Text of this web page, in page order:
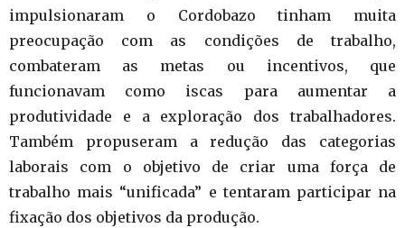
impulsionaram o Cordobazo tinham muita
preocupação com as condições de trabalho,
combateram as metas ou incentivos, que
funcionavam como iscas para aumentar a
produtividade e a exploração dos trabalhadores.
Também propuseram a redução das categorias
laborais com o objetivo de criar uma força de
trabalho mais “unificada” e tentaram participar na
fixação dos objetivos da produção.